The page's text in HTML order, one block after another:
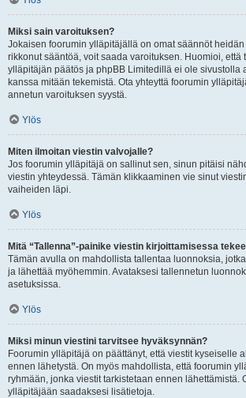
Miksi sain varoituksen?
Jokaisen foorumin ylläpitäjällä on omat säännöt
rikkonut sääntöä, voit saada varoituksen. Huomioi, että
ylläpitäjän päätös ja phpBB Limitedillä ei ole sivustolla
kanssa mitään tekemistä. Ota yhteyttä foorumin
annetun varoituksen syystä.
Ylös
Miten ilmoitan viestin valvojalle?
Jos foorumin ylläpitäjä on sallinut sen, sinun pitäisi
viestin yhteydessä. Tämän klikkaaminen vie sinut
vaiheiden läpi.
Ylös
Mitä “Tallenna”-painike viestin kirjoittamisessa
Tämän avulla on mahdollista tallentaa luonnoksia,
ja lähettää myöhemmin. Avataksesi tallennetun
asetuksissa.
Ylös
Miksi minun viestini tarvitsee hyväksynnän?
Foorumin ylläpitäjä on päättänyt, että viestit kyseiselle
ennen lähetystä. On myös mahdollista, että foorumin
ryhmään, jonka viestit tarkistetaan ennen lähettämistä.
ylläpitäjään saadaksesi lisätietoja.